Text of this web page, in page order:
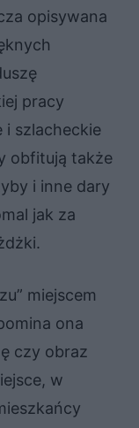
opisywana
pracy
i szlacheckie
obfitują także
i inne dary
jak za
miejscem
ona
czy obraz
w